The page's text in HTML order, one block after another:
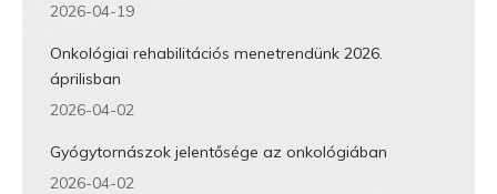
2026-04-19
Onkológiai rehabilitációs menetrendünk 2026.
áprilisban
2026-04-02
Gyógytornászok jelentősége az onkológiában
2026-04-02